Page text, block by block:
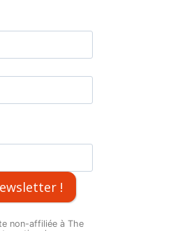
!
non-affiliée à The